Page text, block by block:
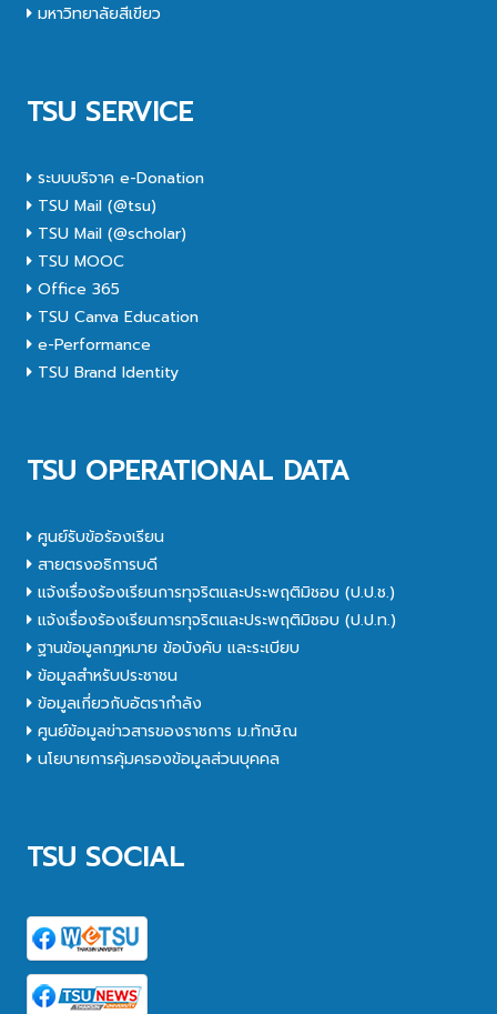
มหาวิทยาลัยสีเขียว
TSU SERVICE
ระบบบริจาค e-Donation
TSU Mail (@tsu)
TSU Mail (@scholar)
TSU MOOC
Office 365
TSU Canva Education
e-Performance
TSU Brand Identity
TSU OPERATIONAL DATA
ศูนย์รับข้อร้องเรียน
สายตรงอธิการบดี
แจ้งเรื่องร้องเรียนการทุจริตและประพฤติมิชอบ (ป.ป.ช.)
แจ้งเรื่องร้องเรียนการทุจริตและประพฤติมิชอบ (ป.ป.ท.)
ฐานข้อมูลกฎหมาย ข้อบังคับ และระเบียบ
ข้อมูลสำหรับประชาชน
ข้อมูลเกี่ยวกับอัตรากำลัง
ศูนย์ข้อมูลข่าวสารของราชการ ม.ทักษิณ
นโยบายการคุ้มครองข้อมูลส่วนบุคคล
TSU SOCIAL